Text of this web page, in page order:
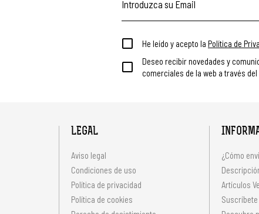
He leído y acepto la Política de
Deseo recibir novedades y
comerciales de la web a través
LEGAL
Aviso legal
Condiciones de uso
Política de privacidad
Política de cookies
¿Cómo
Artículos